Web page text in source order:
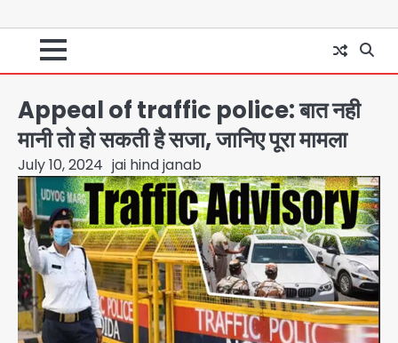
Appeal of traffic police: बात नही
मानी तो हो सकती है सजा, जानिए पूरा मामला
July 10, 2024 jai hind janab